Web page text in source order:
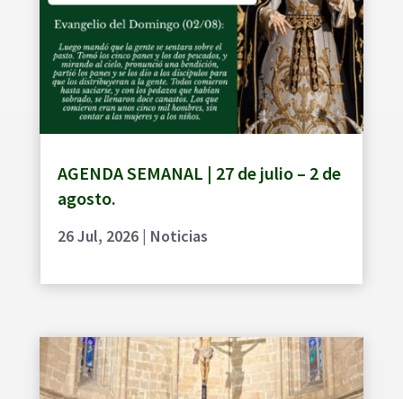
AGENDA SEMANAL | 27 de julio – 2 de
agosto.
26 Jul, 2026| Noticias